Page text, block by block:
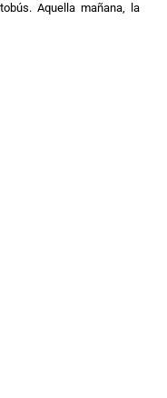
Aquella mañana, la